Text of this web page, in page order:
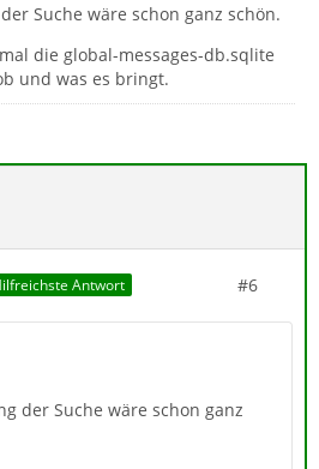
Suche wäre schon ganz schön.
die global-messages-db.sqlite
und was es bringt.
Antwort #6
der Suche wäre schon ganz